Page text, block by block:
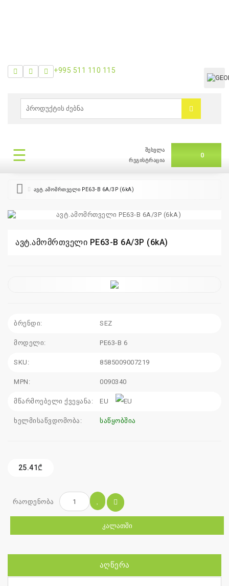
|
თვის
+995
110
+995 511 110 115
☰
შესვლა
რეგისტრაცია
0
ავტ.ამომრთველი PE63-B 6A/3P (6kA)
ავტ.ამომრთველი PE63-B 6A/3P (6kA)
ბრენდი: SEZ
მოდელი: PE63-B 6
SKU: 8585009007219
MPN: 0090340
მწარმოებელი ქვეყანა: EU
ხელმისაწვდომობა: საწყობშია
25.41₾
რაოდენობა
ᲙᲐᲚᲐᲗᲨᲘ
ᲐᲦᲬᲔᲠᲐ